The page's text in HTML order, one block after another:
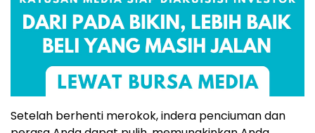
Setelah berhenti merokok, indera penciuman dan